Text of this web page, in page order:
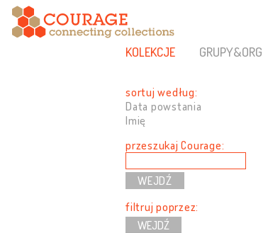
KOLEKCJE GRUPY&ORG
sortuj według:
Data powstania
Imię
przeszukaj Courage:
filtruj poprzez:
WEJDŹ